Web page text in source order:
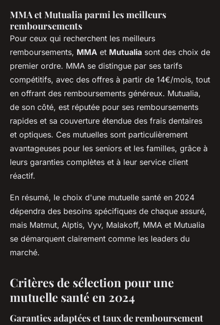
MMA et Mutualia parmi les meilleurs
remboursements
Pour ceux qui recherchent les meilleurs
remboursements, MMA et Mutualia sont des choix de
premier ordre. MMA se distingue par ses tarifs
compétitifs, avec des offres à partir de 14€/mois, tout
en offrant des remboursements généreux. Mutualia,
de son côté, est réputée pour ses remboursements
rapides et sa couverture étendue des frais dentaires
et optiques. Ces mutuelles sont particulièrement
avantageuses pour les seniors et les familles, grâce à
leurs garanties complètes et à leur service client
réactif.
En résumé, le choix d'une mutuelle santé en 2024
dépendra des besoins spécifiques de chaque assuré,
mais Matmut, Alptis, Vyv, Malakoff, MMA et Mutualia
se démarquent clairement comme les leaders du
marché.
Critères de sélection pour une
mutuelle santé en 2024
Garanties adaptées et taux de remboursement